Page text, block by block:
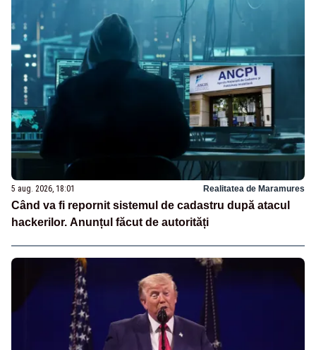
5 aug. 2026, 18:01 Realitatea de Maramures
Când va fi repornit sistemul de cadastru după atacul
hackerilor. Anunțul făcut de autorități